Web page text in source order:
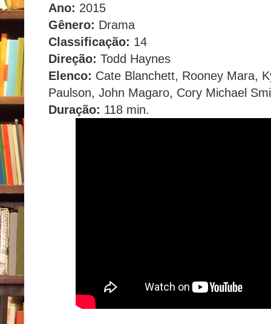
Ano: 2015
Gênero: Drama
Classificação: 14
Direção: Todd Haynes
Elenco: Cate Blanchett, Rooney Mara,
Paulson, John Magaro, Cory Michael
Duração: 118 min.